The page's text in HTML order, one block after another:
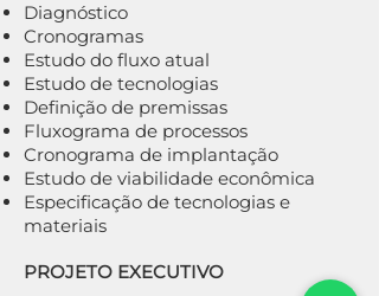
Diagnóstico
Cronogramas
Estudo do fluxo atual
Estudo de tecnologias
Definição de premissas
Fluxograma de processos
Cronograma de implantação
Estudo de viabilidade econômica
Especificação de tecnologias e
materiais
PROJETO EXECUTIVO